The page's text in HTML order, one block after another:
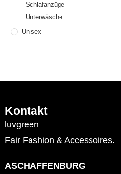
Schlafanzüge
Unterwäsche
Unisex
Kontakt
luvgreen
Fair Fashion & Accessoires.
ASCHAFFENBURG